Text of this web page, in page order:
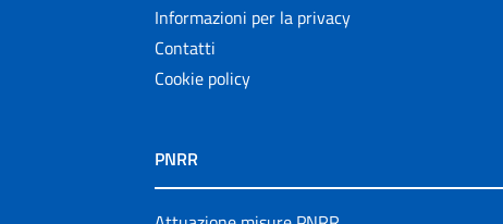
Informazioni per la privacy
Contatti
Cookie policy
PNRR